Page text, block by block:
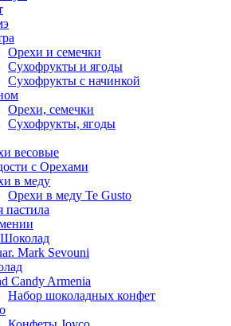
Орехи и семечки
Сухофрукты и ягоды
Сухофрукты с начинкой
Орехи, семечки
Сухофрукты, ягоды
весовые
с Орехами
в меду
Орехи в меду Te Gusto
пастила
Mark Sevouni
Candy Armenia
Набор шоколадных конфет